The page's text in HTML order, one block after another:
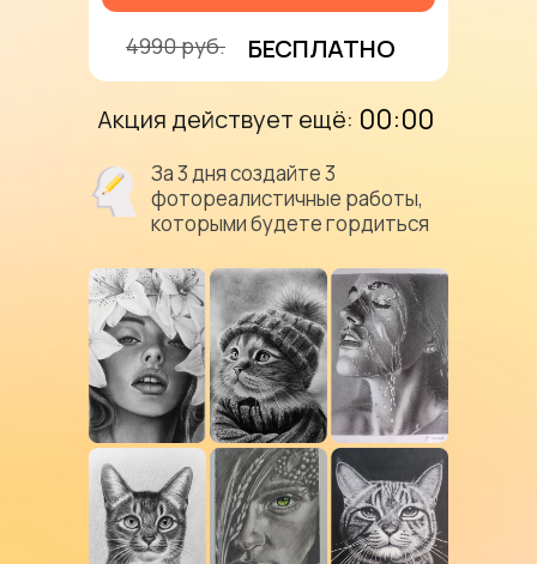
4990 руб. БЕСПЛАТНО
За 3 дня создайте 3
фотореалистичные работы,
которыми будете гордиться
Акция действует ещё: 00:00